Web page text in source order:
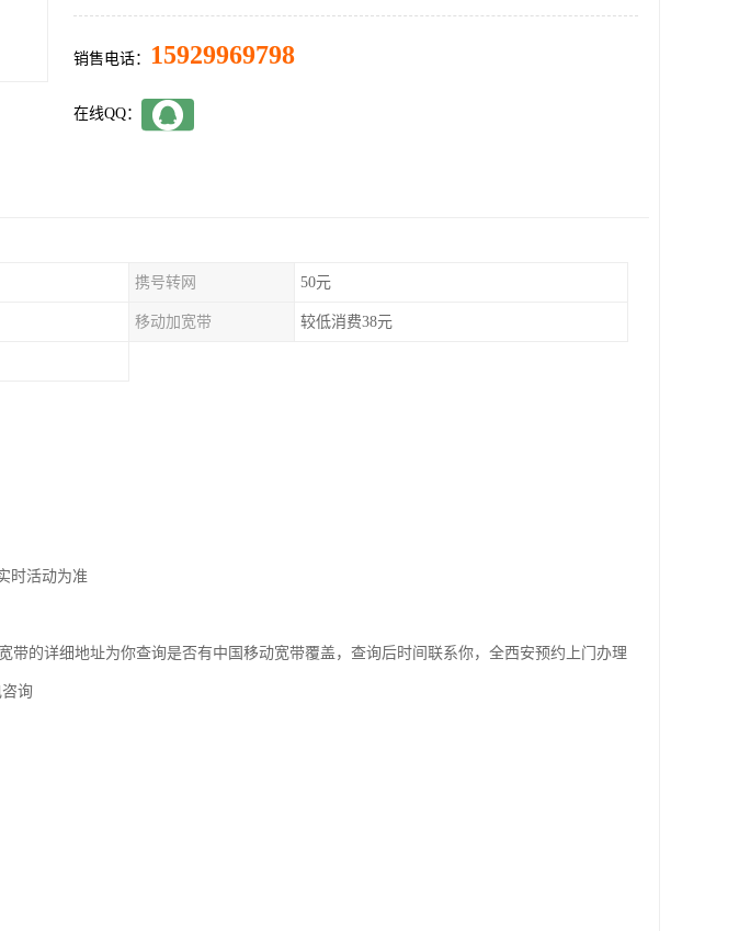
销售电话： 15929969798
在线QQ：
携号转网 50元
移动加宽带 较低消费38元
时活动为准
带的详细地址为你查询是否有中国移动宽带覆盖，查询后时间联系你，全西安预约上门办理
询